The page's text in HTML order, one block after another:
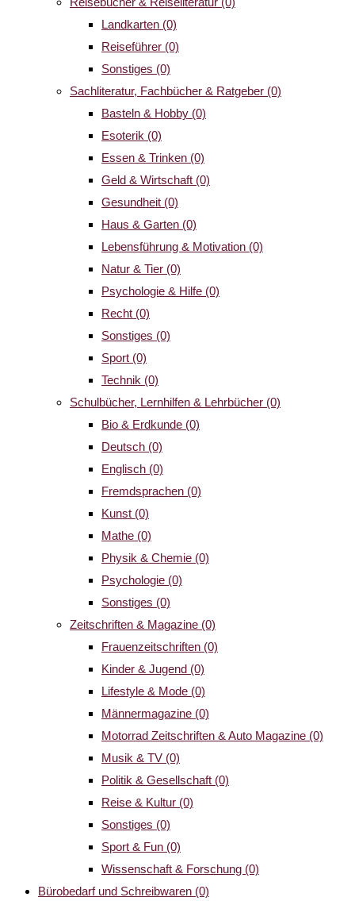
Landkarten (0)
Reiseführer (0)
Sonstiges (0)
Sachliteratur, Fachbücher & Ratgeber (0)
Basteln & Hobby (0)
Esoterik (0)
Essen & Trinken (0)
Geld & Wirtschaft (0)
Gesundheit (0)
Haus & Garten (0)
Lebensführung & Motivation (0)
Natur & Tier (0)
Psychologie & Hilfe (0)
Recht (0)
Sonstiges (0)
Sport (0)
Technik (0)
Schulbücher, Lernhilfen & Lehrbücher (0)
Bio & Erdkunde (0)
Deutsch (0)
Englisch (0)
Fremdsprachen (0)
Kunst (0)
Mathe (0)
Physik & Chemie (0)
Psychologie (0)
Sonstiges (0)
Zeitschriften & Magazine (0)
Frauenzeitschriften (0)
Kinder & Jugend (0)
Lifestyle & Mode (0)
Männermagazine (0)
Motorrad Zeitschriften & Auto Magazine (0)
Musik & TV (0)
Politik & Gesellschaft (0)
Reise & Kultur (0)
Sonstiges (0)
Sport & Fun (0)
Wissenschaft & Forschung (0)
Bürobedarf und Schreibwaren (0)